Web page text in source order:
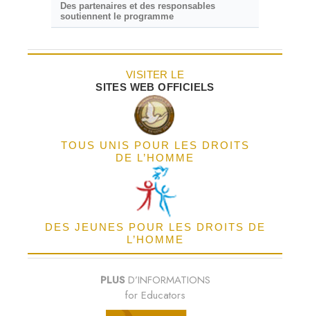
Des partenaires et des responsables
soutiennent le programme
VISITER LE
SITES WEB OFFICIELS
TOUS UNIS POUR LES DROITS
DE L’HOMME
DES JEUNES POUR LES DROITS DE
L’HOMME
PLUS D’INFORMATIONS
for Educators